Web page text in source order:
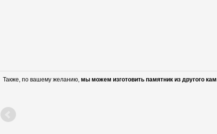
Также, по вашему желанию, мы можем изготовить памятник из другого